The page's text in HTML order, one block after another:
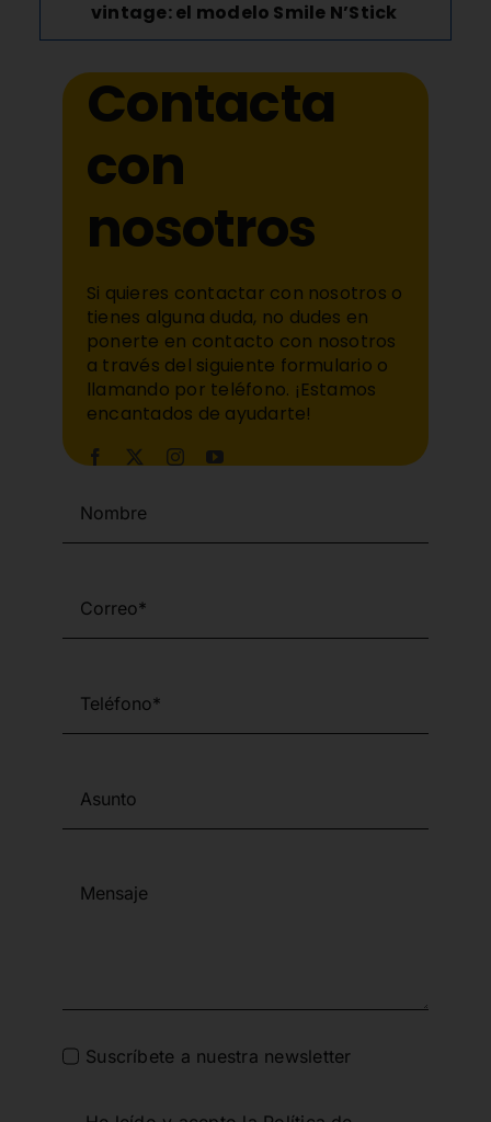
vintage: el modelo Smile N’Stick
Contacta
con
nosotros
Si quieres contactar con nosotros o
tienes alguna duda, no dudes en
ponerte en contacto con nosotros
a través del siguiente formulario o
llamando por teléfono. ¡Estamos
encantados de ayudarte!
Suscríbete a nuestra newsletter